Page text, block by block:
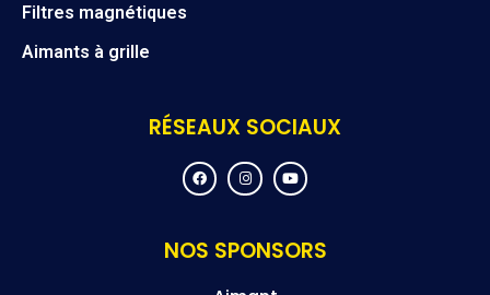
Filtres magnétiques
Aimants à grille
RÉSEAUX SOCIAUX
F
a
c
o
o
I
n
s
g
r
Y
o
u
b
e
NOS SPONSORS